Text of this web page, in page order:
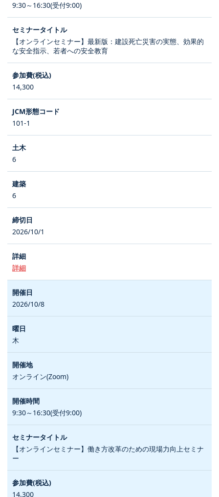
9:30～16:30(受付9:00)
【オンラインセミナー】最新版：建設死亡災害の実態、効果的
な安全指示、若者への安全教育
14,300
101-1
6
6
2026/10/1
詳細
2026/10/8
木
オンライン(Zoom)
9:30～16:30(受付9:00)
【オンラインセミナー】働き方改革のための現場力向上セミナ
ー
14,300